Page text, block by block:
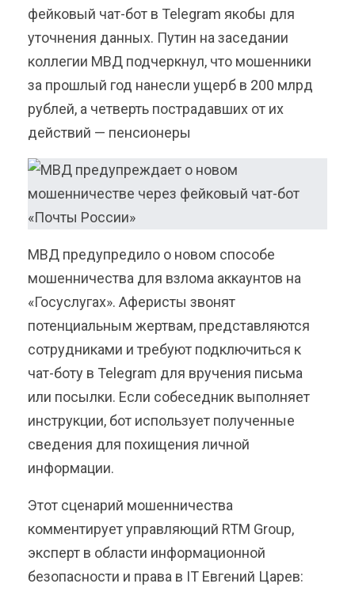
фейковый чат-бот в Telegram якобы для
уточнения данных. Путин на заседании
коллегии МВД подчеркнул, что мошенники
за прошлый год нанесли ущерб в 200 млрд
рублей, а четверть пострадавших от их
действий — пенсионеры
МВД предупредило о новом способе
мошенничества для взлома аккаунтов на
«Госуслугах». Аферисты звонят
потенциальным жертвам, представляются
сотрудниками и требуют подключиться к
чат-боту в Telegram для вручения письма
или посылки. Если собеседник выполняет
инструкции, бот использует полученные
сведения для похищения личной
информации.
Этот сценарий мошенничества
комментирует управляющий RTM Group,
эксперт в области информационной
безопасности и права в IT Евгений Царев: